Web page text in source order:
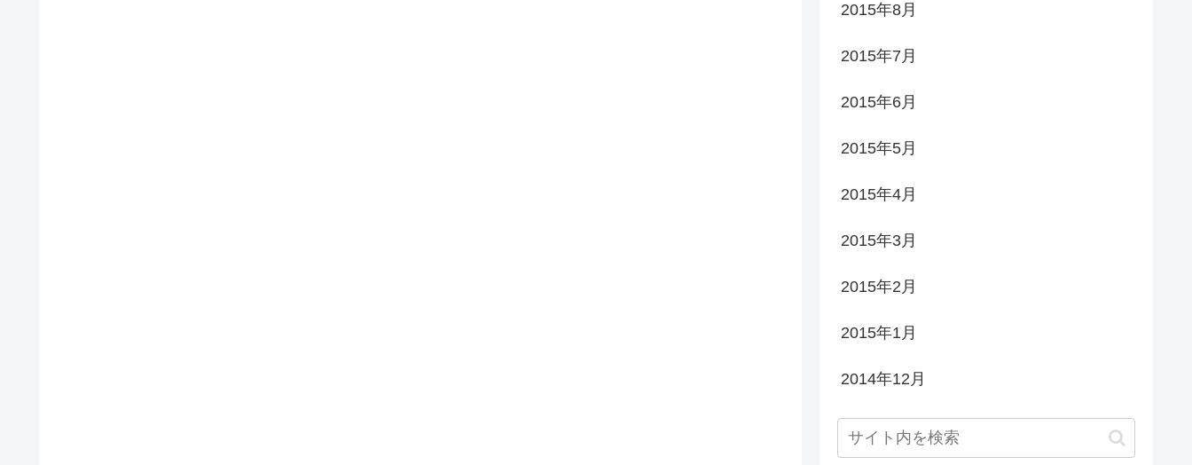
2015年8月
2015年7月
2015年6月
2015年5月
2015年4月
2015年3月
2015年2月
2015年1月
2014年12月